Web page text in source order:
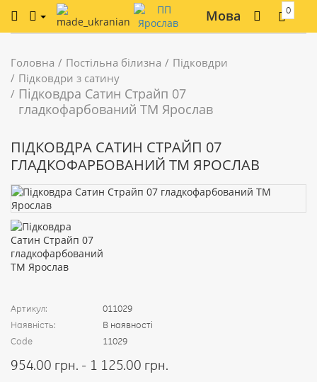
Мова 0
Головна Постільна білизна
Підковдри
Підковдри з сатину
Підковдра Сатин Страйп 07
гладкофарбований ТМ Ярослав
ПІДКОВДРА САТИН СТРАЙП 07
ГЛАДКОФАРБОВАНИЙ ТМ ЯРОСЛАВ
Артикул:
011029
Наявність:
В наявності
Code
11029
954.00 грн. - 1 125.00 грн.